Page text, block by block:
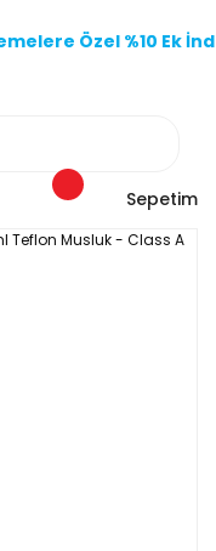
Özel %10 Ek
Sepetim